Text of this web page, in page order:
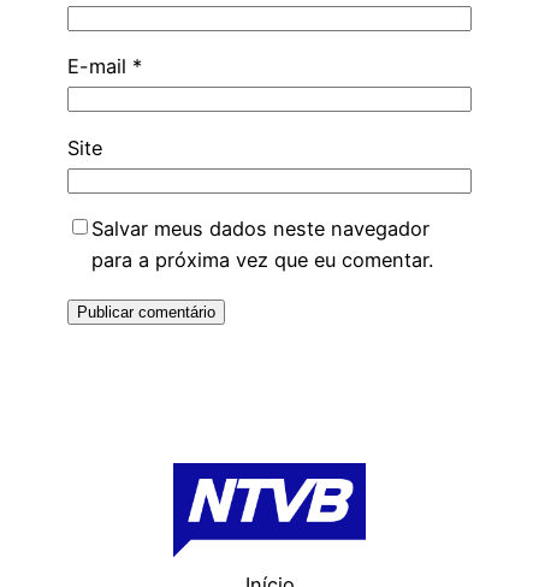
E-mail *
Site
Salvar meus dados neste navegador
para a próxima vez que eu comentar.